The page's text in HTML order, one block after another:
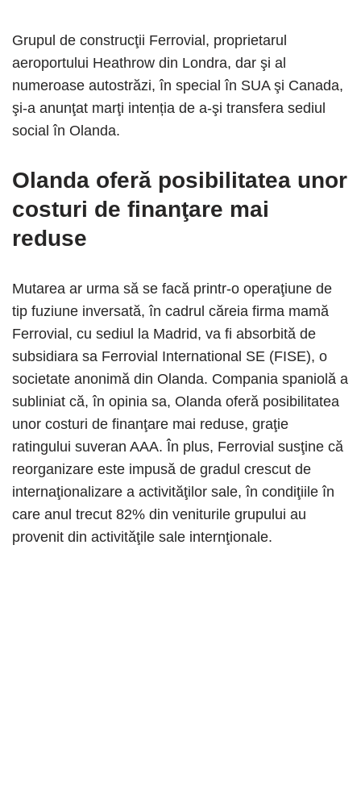
Grupul de construcţii Ferrovial, proprietarul
aeroportului Heathrow din Londra, dar şi al
numeroase autostrăzi, în special în SUA şi Canada,
şi-a anunţat marţi intenția de a-şi transfera sediul
social în Olanda.
Olanda oferă posibilitatea unor
costuri de finanţare mai
reduse
Mutarea ar urma să se facă printr-o operaţiune de
tip fuziune inversată, în cadrul căreia firma mamă
Ferrovial, cu sediul la Madrid, va fi absorbită de
subsidiara sa Ferrovial International SE (FISE), o
societate anonimă din Olanda. Compania spaniolă a
subliniat că, în opinia sa, Olanda oferă posibilitatea
unor costuri de finanţare mai reduse, graţie
ratingului suveran AAA. În plus, Ferrovial susţine că
reorganizare este impusă de gradul crescut de
internaţionalizare a activităţilor sale, în condiţiile în
care anul trecut 82% din veniturile grupului au
provenit din activităţile sale internţionale.